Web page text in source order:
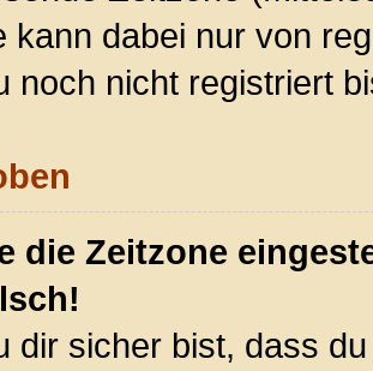
kann dabei nur von
noch nicht registriert
die Zeitzone
dir sicher bist, dass